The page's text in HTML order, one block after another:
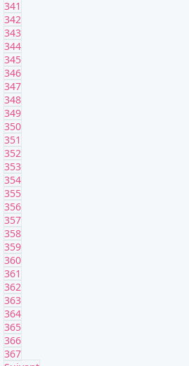
341
342
343
344
345
346
347
348
349
350
351
352
353
354
355
356
357
358
359
360
361
362
363
364
365
366
367